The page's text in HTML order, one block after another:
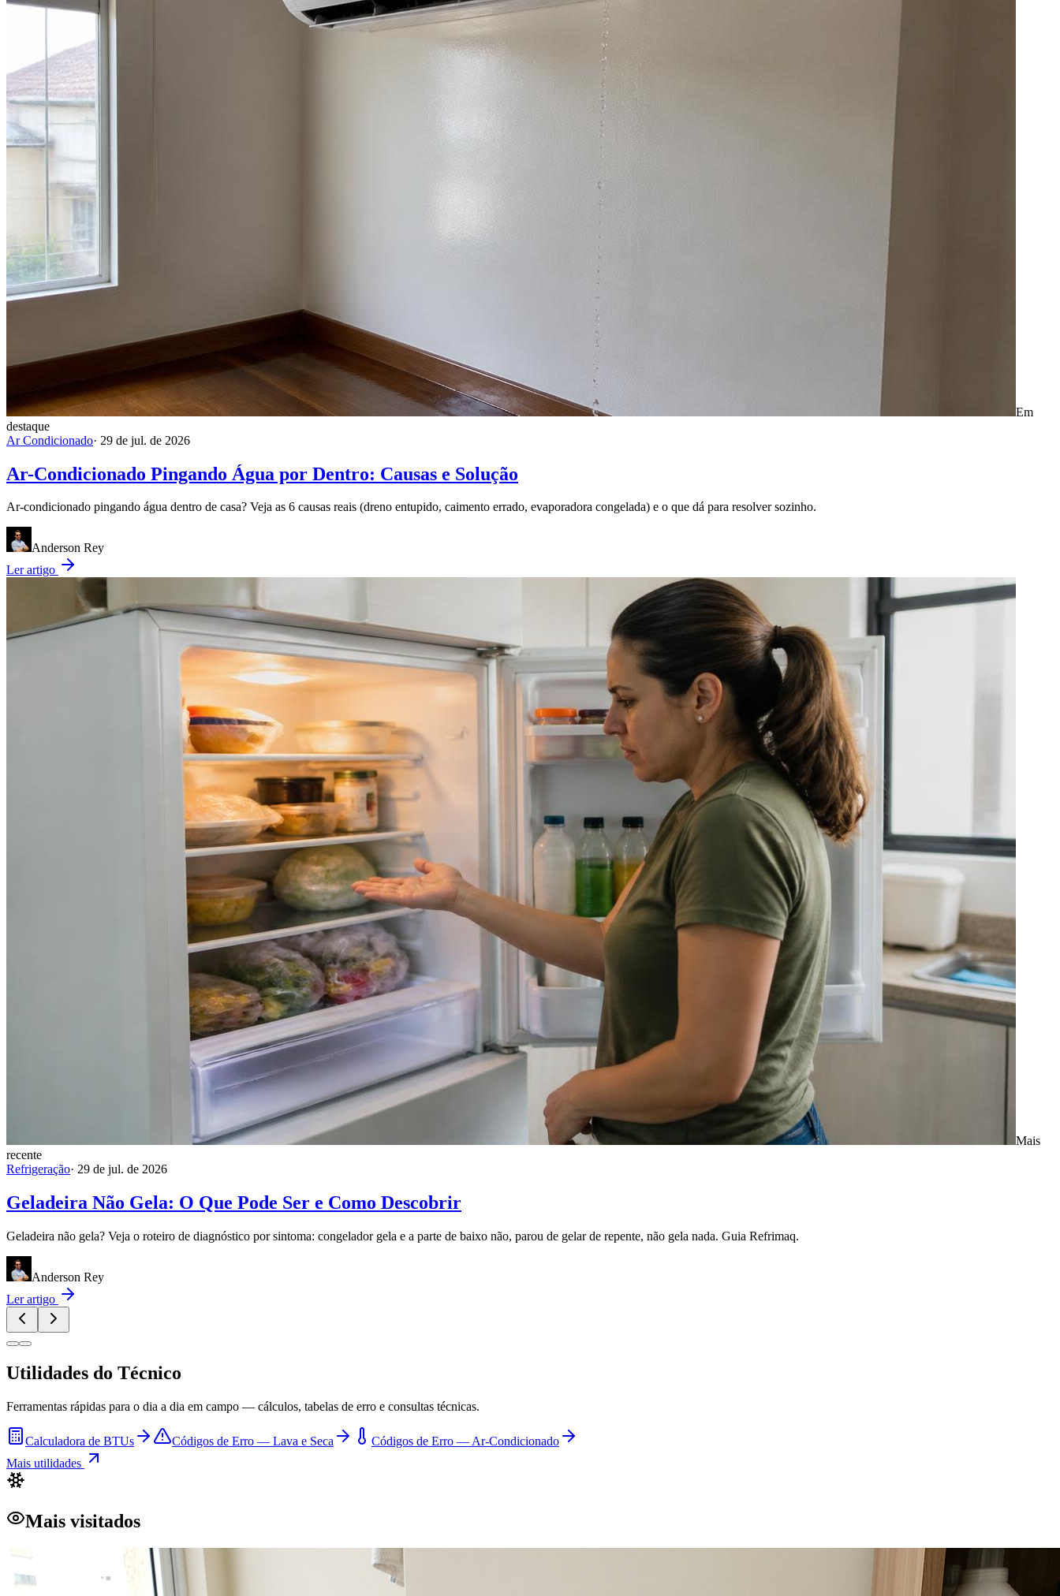
Em
destaque
Ar Condicionado· 29 de jul. de 2026
Ar-Condicionado Pingando Água por Dentro: Causas e Solução
Ar-condicionado pingando água dentro de casa? Veja as 6 causas reais (dreno entupido, caimento errado, evaporadora congelada) e o que dá para resolver sozinho.
Anderson Rey
Ler artigo
Mais
recente
Refrigeração· 29 de jul. de 2026
Geladeira Não Gela: O Que Pode Ser e Como Descobrir
Geladeira não gela? Veja o roteiro de diagnóstico por sintoma: congelador gela e a parte de baixo não, parou de gelar de repente, não gela nada. Guia Refrimaq.
Anderson Rey
Ler artigo
Utilidades do Técnico
Ferramentas rápidas para o dia a dia em campo — cálculos, tabelas de erro e consultas técnicas.
Calculadora de BTUs Códigos de Erro — Lava e Seca
Códigos de Erro — Ar-Condicionado
Mais utilidades
Mais visitados